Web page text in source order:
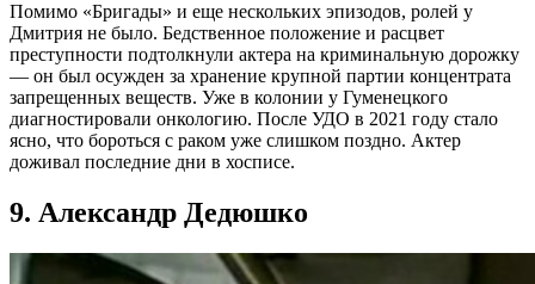
Помимо «Бригады» и еще нескольких эпизодов, ролей у
Дмитрия не было. Бедственное положение и расцвет
преступности подтолкнули актера на криминальную дорожку
— он был осужден за хранение крупной партии концентрата
запрещенных веществ. Уже в колонии у Гуменецкого
диагностировали онкологию. После УДО в 2021 году стало
ясно, что бороться с раком уже слишком поздно. Актер
доживал последние дни в хосписе.
9. Александр Дедюшко